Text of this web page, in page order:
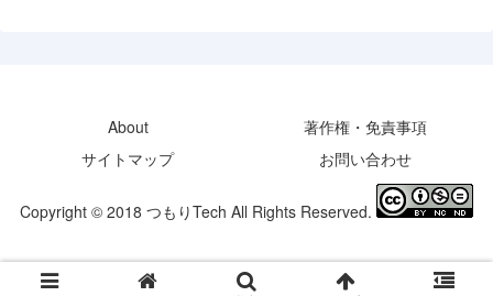
About
著作権・免責事項
サイトマップ
お問い合わせ
Copyright © 2018 つもりTech All Rights Reserved.